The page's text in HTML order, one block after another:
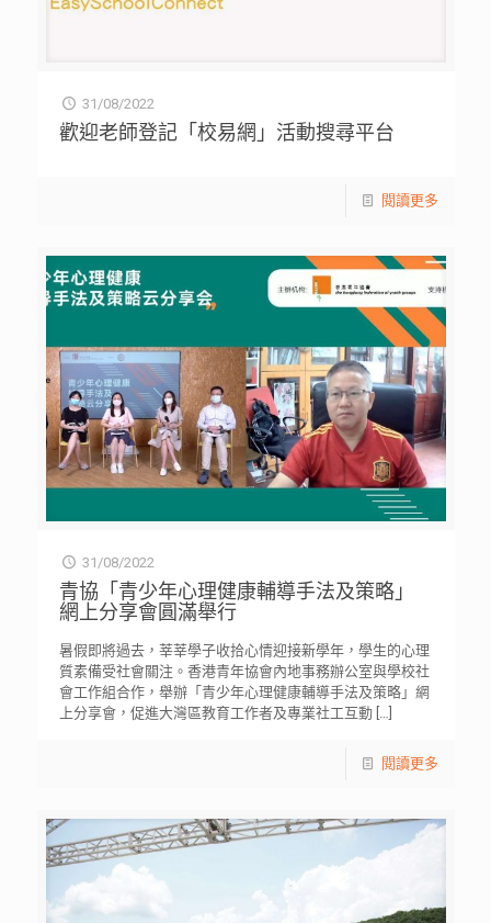
31/08/2022
歡迎老師登記「校易網」活動搜尋平台
閱讀更多
31/08/2022
青協「青少年心理健康輔導手法及策略」
網上分享會圓滿舉行
暑假即將過去，莘莘學子收拾心情迎接新學年，學生的心理
質素備受社會關注。香港青年協會內地事務辦公室與學校社
會工作組合作，舉辦「青少年心理健康輔導手法及策略」網
上分享會，促進大灣區教育工作者及專業社工互動[…]
閱讀更多